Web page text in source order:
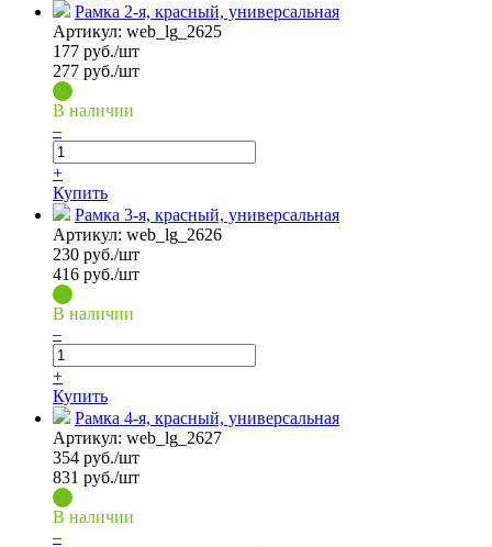
Рамка 2-я, красный, универсальная
Артикул: web_lg_2625
177 руб./шт
277 руб./шт
В наличии
–
+
Купить
Рамка 3-я, красный, универсальная
Артикул: web_lg_2626
230 руб./шт
416 руб./шт
В наличии
–
+
Купить
Рамка 4-я, красный, универсальная
Артикул: web_lg_2627
354 руб./шт
831 руб./шт
В наличии
–